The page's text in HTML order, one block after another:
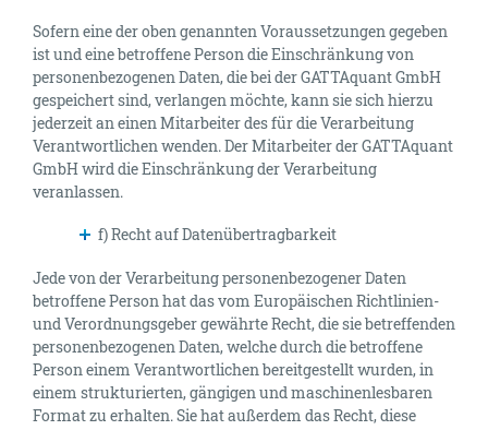
Sofern eine der oben genannten Voraussetzungen gegeben
ist und eine betroffene Person die Einschränkung von
personenbezogenen Daten, die bei der GATTAquant GmbH
gespeichert sind, verlangen möchte, kann sie sich hierzu
jederzeit an einen Mitarbeiter des für die Verarbeitung
Verantwortlichen wenden. Der Mitarbeiter der GATTAquant
GmbH wird die Einschränkung der Verarbeitung
veranlassen.
f) Recht auf Datenübertragbarkeit
Jede von der Verarbeitung personenbezogener Daten
betroffene Person hat das vom Europäischen Richtlinien-
und Verordnungsgeber gewährte Recht, die sie betreffenden
personenbezogenen Daten, welche durch die betroffene
Person einem Verantwortlichen bereitgestellt wurden, in
einem strukturierten, gängigen und maschinenlesbaren
Format zu erhalten. Sie hat außerdem das Recht, diese